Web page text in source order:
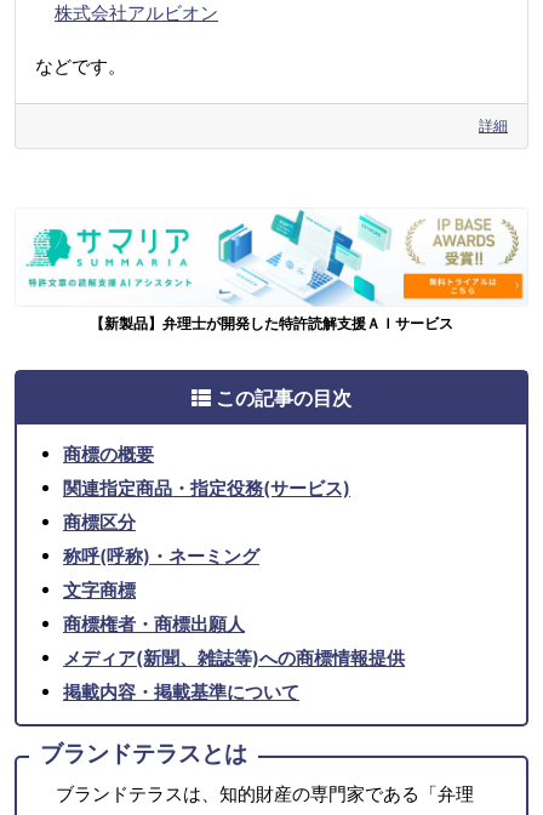
株式会社アルビオン
などです。
詳細
【新製品】弁理士が開発した特許読解支援ＡＩサービス
この記事の目次
商標の概要
関連指定商品・指定役務(サービス)
商標区分
称呼(呼称)・ネーミング
文字商標
商標権者・商標出願人
メディア(新聞、雑誌等)への商標情報提供
掲載内容・掲載基準について
ブランドテラスとは
ブランドテラスは、知的財産の専門家である「弁理